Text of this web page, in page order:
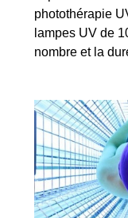
photothérapie
lampes UV de
nombre et la